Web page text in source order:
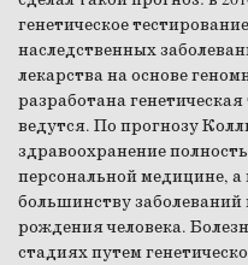
генетическое
наследственных
лекарства на основе
разработана
ведутся. По прогнозу
здравоохранение
персональной медицине,
большинству
рождения человека.
стадиях путем